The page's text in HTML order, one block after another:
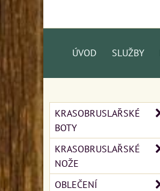
ÚVOD SLUŽBY
KRASOBRUSLAŘSKÉ
BOTY
KRASOBRUSLAŘSKÉ
NOŽE
OBLEČENÍ